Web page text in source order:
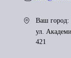
Ваш город:
ул.
421